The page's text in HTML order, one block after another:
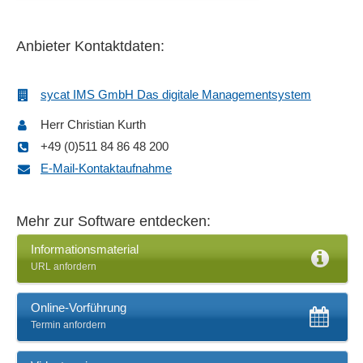
Funktionsbaum
Gefährdungskatalog
Genehmigungsworkflow
Geschäftsprozess Simulation
Import von Prozess-Daten
Industriestandards
Informationsträgerdiagramm
Interne Auditfunktionen
ISO-Standard-Management
Kennzahlensimulationen
Mandantenfähig
Anbieter Kontaktdaten:
sycat IMS GmbH Das digitale Managementsystem
Herr Christian Kurth
+49 (0)511 84 86 48 200
E-Mail-Kontaktaufnahme
Mehr zur Software entdecken:
Informationsmaterial
URL anfordern
Online-Vorführung
Termin anfordern